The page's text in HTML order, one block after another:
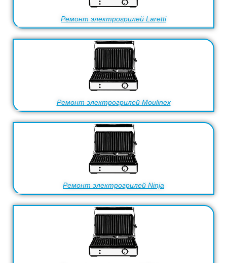
Ремонт электрогрилей Laretti
Ремонт электрогрилей Moulinex
Ремонт электрогрилей Ninja